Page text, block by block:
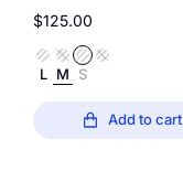
$125.00
L M S
Add to cart